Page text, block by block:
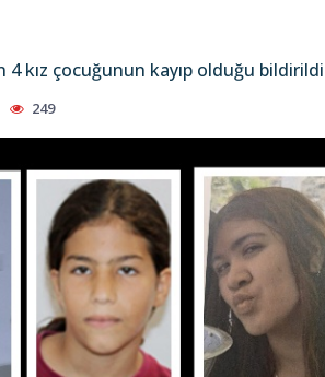
4 kız çocuğunun kayıp olduğu bildirildi
249